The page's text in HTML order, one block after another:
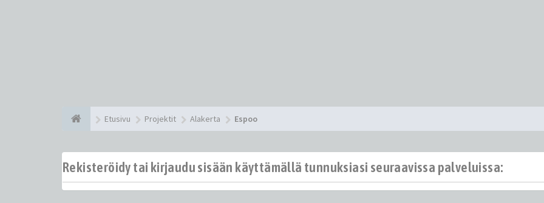
Etusivu Projektit Alakerta Espoo
Rekisteröidy tai kirjaudu sisään käyttämällä tunnuksiasi seuraavissa palveluissa: